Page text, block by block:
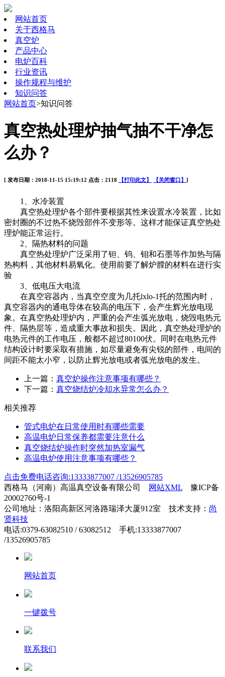
网站首页
关于西格马
真空炉
产品中心
电炉百科
行业资讯
操作规程与维护
知识问答
网站首页>知识问答
真空热处理炉抽气抽不干净怎
么办？
[ 发布日期：2018-11-15 15:19:12 点击：2118 【打印此文】 【关闭窗口】 ]
1、水冷装置
真空热处理炉各个部件要根据其性来设置水冷装置，比如
密封圈的不过热不烧毁部件不变形等。这样才能保证真空热处
理炉能正常运行。
2、隔热材料的问题
真空热处理炉广泛采用了钽、钨、钼和石墨等作加热与隔
热构料，其他材料易氧化。使用前要了解炉膛的材料在进行实
验
3、低电压大电流
在真空容器内，当真空空度为几托lxlo-1托的范围内时，
真空容器内的通电导体在较高的电压下，会产生辉光放电现
象。在真空热处理炉内，严重的会产生弧光放电，烧毁电热元
件、隔热层等，造成重大事故和损失。因此，真空热处理炉的
电热元件的工作电压，般都不超过80100伏。同时在电热元件
结构设计时要采取有措施，如尽量避免有尖锐的部件，电间的
间距不能太小窄，以防止辉光放电或者弧光放电的发生。
上一篇： 真空炉操作注意事项有哪些？
下一篇： 真空烧结炉冷却水异常怎么办？
相关推荐
管式电炉在日常使用时有哪些需要
高温电炉日常保养都需要注意什么
真空烧结炉操作时突然加热室漏气
高温电炉使用注意事项有哪些？
点击免费电话咨询:13333877007 /13526905785
西格马（河南）高温真空设备有限公司
网站XML 豫ICP备
20002760号-1
公司地址：洛阳高新区河洛路瑞泽大厦912室 技术支持： 尚
贤科技
电话:0379-63082510 / 63082512 手机:13333877007
/13526905785
网站首页
一键拨号
联系我们